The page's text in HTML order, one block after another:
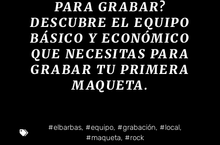
PARA GRABAR?
DESCUBRE EL EQUIPO
BÁSICO Y ECONÓMICO
QUE NECESITAS PARA
GRABAR TU PRIMERA
MAQUETA.
#elbarbas, #equipo, #grabación, #local,
#maqueta, #rock